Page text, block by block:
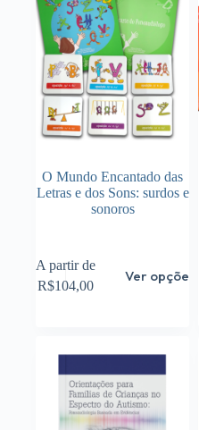
O Mundo Encantado das
Letras e dos Sons: surdos e
sonoros
A partir de
R$104,00
Ver opções
Este
produto
tem
opções
podem
escolhidas